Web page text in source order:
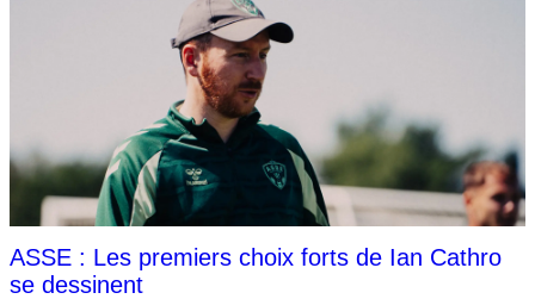
ASSE : Les premiers choix forts de Ian Cathro
se dessinent